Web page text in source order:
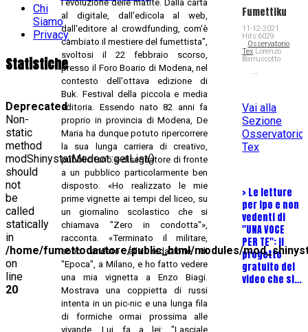
l'evoluzione delle matite. Dalla carta
al digitale, dall'edicola al web,
dall'editore al crowdfunding, com'è
cambiato il mestiere del fumettista",
svoltosi il 22 febbraio scorso,
presso il Foro Boario di Modena, nel
contesto dell'ottava edizione di
Buk. Festival della piccola e media
editoria. Essendo nato 82 anni fa
proprio in provincia di Modena, De
Maria ha dunque potuto ripercorrere
la sua lunga carriera di creativo,
pubblicitario e disegnatore di fronte
a un pubblico particolarmente ben
disposto. «Ho realizzato le mie
prime vignette ai tempi del liceo, su
un giornalino scolastico che si
chiamava "Zero in condotta"»,
racconta. «Terminato il militare,
sono andato alla redazione di
"Epoca", a Milano, e ho fatto vedere
una mia vignetta a Enzo Biagi.
Mostrava una coppietta di russi
intenta in un pic-nic e una lunga fila
di formiche ormai prossima alle
vivande. Lui fa a lei: "Lasciale
Fumettiku
11-12-2021
Hits:6029
Osservatorio
Tex Lorenzo
Barruscotto
...
Vai alla
Sezione
Osservatorio
Tex
> Le letture
per ipo e non
vedenti di
"UNA VOCE
PER TE": il
progetto
gratuito dei
video che si…
Chi
Siamo
Privacy
Statistiche
Deprecated:
Non-
static
method
modShinystatMedeot::getList()
should
not
be
called
statically
in
/home/fumettodautore/public_html/modules/
on
line
20